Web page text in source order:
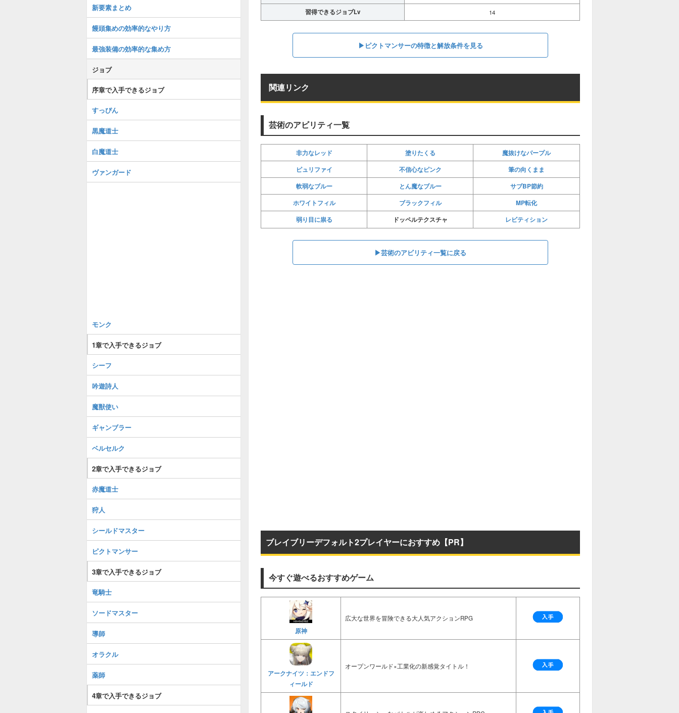
習得できるジョブLv 14
▶︎ピクトマンサーの特徴と解放条件を見る
関連リンク
芸術のアビリティ一覧
非力なレッド 塗りたくる
魔抜けなパープル
ピュリファイ
不信心なピンク
筆の向くまま
軟弱なブルー
とん魔なブルー
サブBP節約
ホワイトフィル
ブラックフィル
MP転化
弱り目に祟る
ドッペルテクスチャ レビティション
▶︎芸術のアビリティ一覧に戻る
ブレイブリーデフォルト2プレイヤーにおすすめ【PR】
今すぐ遊べるおすすめゲーム
原神
広大な世界を冒険できる大人気アクションRPG
アークナイツ：エンドフ
ィールド
オープンワールド×工業化の新感覚タイトル！
新要素まとめ
饅頭集めの効率的なやり方
最強装備の効率的な集め方
ジョブ
序章で入手できるジョブ
すっぴん
黒魔道士
白魔道士
ヴァンガード
モンク
1章で入手できるジョブ
シーフ
吟遊詩人
魔獣使い
ギャンブラー
ベルセルク
2章で入手できるジョブ
赤魔道士
狩人
シールドマスター
ピクトマンサー
3章で入手できるジョブ
竜騎士
ソードマスター
導師
オラクル
薬師
4章で入手できるジョブ